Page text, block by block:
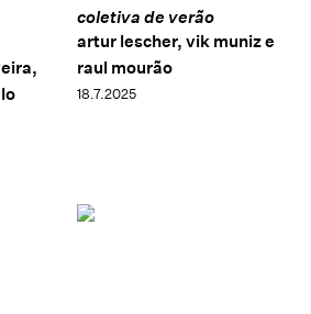
coletiva de verão
artur lescher, vik muniz e
raul mourão
18.7.2025